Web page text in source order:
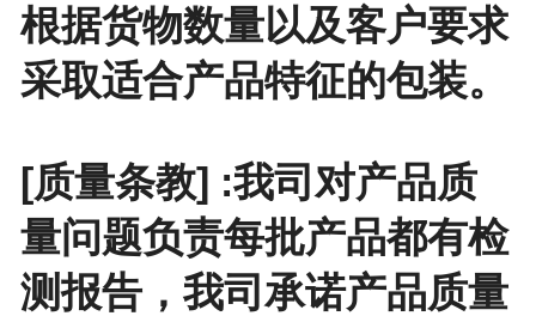
根据货物数量以及客户要求
采取适合产品特征的包装。
[质量条教] :我司对产品质
量问题负责每批产品都有检
测报告，我司承诺产品质量